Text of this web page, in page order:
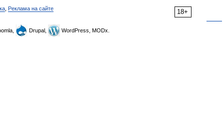
18+
Реклама на сайте
Drupal, WordPress, MODx.